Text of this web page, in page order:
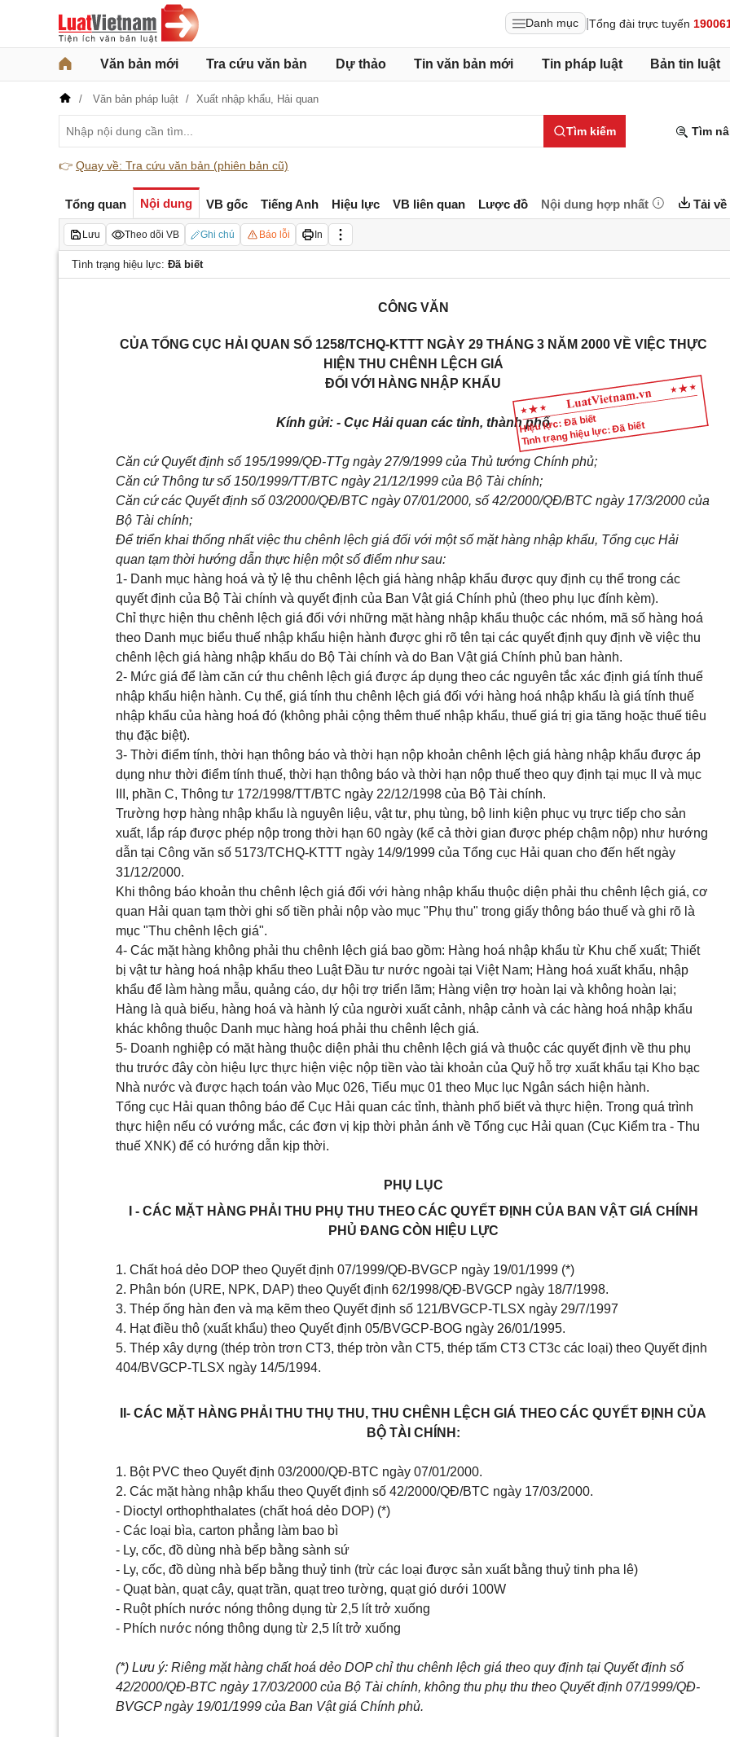
Danh mục Tổng đài trực tuyến
Văn bản mới Tra cứu văn bản Dự thảo Tin văn bản mới Tin pháp luật Bản tin luật
Văn bản pháp luật Xuất nhập khẩu, Hải quan
Tìm kiếm Tìm
👉 Quay về: Tra cứu văn bản (phiên bản cũ)
Tổng quan Nội dung VB gốc Tiếng Anh Hiệu lực VB liên quan Lược đồ Nội dung hợp nhất Tải về
Lưu Theo dõi VB Ghi chú Báo lỗi In
Tình trạng hiệu lực: Đã biết
Hiệu lực: Đã biết
Tình trạng hiệu lực: Đã biết
CÔNG VĂN
CỦA TỔNG CỤC HẢI QUAN SỐ 1258/TCHQ-KTTT NGÀY 29 THÁNG 3 NĂM 2000 VỀ VIỆC THỰC
HIỆN THU CHÊNH LỆCH GIÁ
ĐỐI VỚI HÀNG NHẬP KHẨU
Kính gửi: - Cục Hải quan các tỉnh, thành phố
Căn cứ Quyết định số 195/1999/QĐ-TTg ngày 27/9/1999 của Thủ tướng Chính phủ;
Căn cứ Thông tư số 150/1999/TT/BTC ngày 21/12/1999 của Bộ Tài chính;
Căn cứ các Quyết định số 03/2000/QĐ/BTC ngày 07/01/2000, số 42/2000/QĐ/BTC ngày 17/3/2000 của
Bộ Tài chính;
Để triển khai thống nhất việc thu chênh lệch giá đối với một số mặt hàng nhập khẩu, Tổng cục Hải
quan tạm thời hướng dẫn thực hiện một số điểm như sau:
1- Danh mục hàng hoá và tỷ lệ thu chênh lệch giá hàng nhập khẩu được quy định cụ thể trong các
quyết định của Bộ Tài chính và quyết định của Ban Vật giá Chính phủ (theo phụ lục đính kèm).
Chỉ thực hiện thu chênh lệch giá đối với những mặt hàng nhập khẩu thuộc các nhóm, mã số hàng hoá
theo Danh mục biểu thuế nhập khẩu hiện hành được ghi rõ tên tại các quyết định quy định về việc thu
chênh lệch giá hàng nhập khẩu do Bộ Tài chính và do Ban Vật giá Chính phủ ban hành.
2- Mức giá để làm căn cứ thu chênh lệch giá được áp dụng theo các nguyên tắc xác định giá tính thuế
nhập khẩu hiện hành. Cụ thể, giá tính thu chênh lệch giá đối với hàng hoá nhập khẩu là giá tính thuế
nhập khẩu của hàng hoá đó (không phải cộng thêm thuế nhập khẩu, thuế giá trị gia tăng hoặc thuế tiêu
thụ đặc biệt).
3- Thời điểm tính, thời hạn thông báo và thời hạn nộp khoản chênh lệch giá hàng nhập khẩu được áp
dụng như thời điểm tính thuế, thời hạn thông báo và thời hạn nộp thuế theo quy định tại mục II và mục
III, phần C, Thông tư 172/1998/TT/BTC ngày 22/12/1998 của Bộ Tài chính.
Trường hợp hàng nhập khẩu là nguyên liệu, vật tư, phụ tùng, bộ linh kiện phục vụ trực tiếp cho sản
xuất, lắp ráp được phép nộp trong thời hạn 60 ngày (kể cả thời gian được phép chậm nộp) như hướng
dẫn tại Công văn số 5173/TCHQ-KTTT ngày 14/9/1999 của Tổng cục Hải quan cho đến hết ngày
31/12/2000.
Khi thông báo khoản thu chênh lệch giá đối với hàng nhập khẩu thuộc diện phải thu chênh lệch giá, cơ
quan Hải quan tạm thời ghi số tiền phải nộp vào mục "Phụ thu" trong giấy thông báo thuế và ghi rõ là
mục "Thu chênh lệch giá".
4- Các mặt hàng không phải thu chênh lệch giá bao gồm: Hàng hoá nhập khẩu từ Khu chế xuất; Thiết
bị vật tư hàng hoá nhập khẩu theo Luật Đầu tư nước ngoài tại Việt Nam; Hàng hoá xuất khẩu, nhập
khẩu để làm hàng mẫu, quảng cáo, dự hội trợ triển lãm; Hàng viện trợ hoàn lại và không hoàn lại;
Hàng là quà biếu, hàng hoá và hành lý của người xuất cảnh, nhập cảnh và các hàng hoá nhập khẩu
khác không thuộc Danh mục hàng hoá phải thu chênh lệch giá.
5- Doanh nghiệp có mặt hàng thuộc diện phải thu chênh lệch giá và thuộc các quyết định về thu phụ
thu trước đây còn hiệu lực thực hiện việc nộp tiền vào tài khoản của Quỹ hỗ trợ xuất khẩu tại Kho bạc
Nhà nước và được hạch toán vào Mục 026, Tiểu mục 01 theo Mục lục Ngân sách hiện hành.
Tổng cục Hải quan thông báo để Cục Hải quan các tỉnh, thành phố biết và thực hiện. Trong quá trình
thực hiện nếu có vướng mắc, các đơn vị kịp thời phản ánh về Tổng cục Hải quan (Cục Kiểm tra - Thu
thuế XNK) để có hướng dẫn kịp thời.
PHỤ LỤC
I - CÁC MẶT HÀNG PHẢI THU PHỤ THU THEO CÁC QUYẾT ĐỊNH CỦA BAN VẬT GIÁ CHÍNH
PHỦ ĐANG CÒN HIỆU LỰC
1. Chất hoá dẻo DOP theo Quyết định 07/1999/QĐ-BVGCP ngày 19/01/1999 (*)
2. Phân bón (URE, NPK, DAP) theo Quyết định 62/1998/QĐ-BVGCP ngày 18/7/1998.
3. Thép ống hàn đen và mạ kẽm theo Quyết định số 121/BVGCP-TLSX ngày 29/7/1997
4. Hạt điều thô (xuất khẩu) theo Quyết định 05/BVGCP-BOG ngày 26/01/1995.
5. Thép xây dựng (thép tròn trơn CT3, thép tròn vằn CT5, thép tấm CT3 CT3c các loại) theo Quyết định
404/BVGCP-TLSX ngày 14/5/1994.
II- CÁC MẶT HÀNG PHẢI THU THỤ THU, THU CHÊNH LỆCH GIÁ THEO CÁC QUYẾT ĐỊNH CỦA
BỘ TÀI CHÍNH:
1. Bột PVC theo Quyết định 03/2000/QĐ-BTC ngày 07/01/2000.
2. Các mặt hàng nhập khẩu theo Quyết định số 42/2000/QĐ/BTC ngày 17/03/2000.
- Dioctyl orthophthalates (chất hoá dẻo DOP) (*)
- Các loại bìa, carton phẳng làm bao bì
- Ly, cốc, đồ dùng nhà bếp bằng sành sứ
- Ly, cốc, đồ dùng nhà bếp bằng thuỷ tinh (trừ các loại được sản xuất bằng thuỷ tinh pha lê)
- Quạt bàn, quạt cây, quạt trần, quạt treo tường, quạt gió dưới 100W
- Ruột phích nước nóng thông dụng từ 2,5 lít trở xuống
- Phích nước nóng thông dụng từ 2,5 lít trở xuống
(*) Lưu ý: Riêng mặt hàng chất hoá dẻo DOP chỉ thu chênh lệch giá theo quy định tại Quyết định số
42/2000/QĐ-BTC ngày 17/03/2000 của Bộ Tài chính, không thu phụ thu theo Quyết định 07/1999/QĐ-
BVGCP ngày 19/01/1999 của Ban Vật giá Chính phủ.